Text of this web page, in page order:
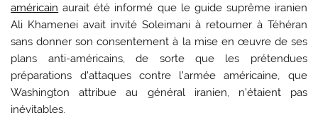
américain aurait été informé que le guide suprême iranien
Ali Khamenei avait invité Soleimani à retourner à Téhéran
sans donner son consentement à la mise en œuvre de ses
plans anti-américains, de sorte que les prétendues
préparations d’attaques contre l’armée américaine, que
Washington attribue au général iranien, n’étaient pas
inévitables.